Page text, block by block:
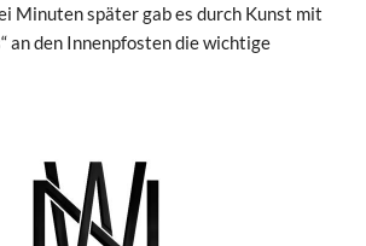
Minuten später gab es durch Kunst mit
an den Innenpfosten die wichtige